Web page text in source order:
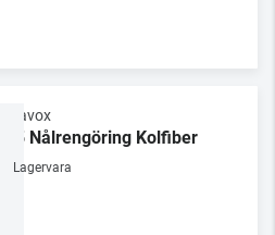
Dynavox
NC5 Nålrengöring Kolfiber
Lagervara